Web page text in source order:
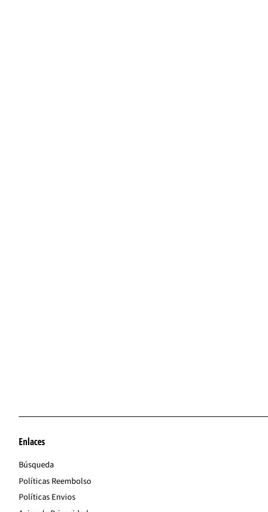
Enlaces
Búsqueda
Políticas Reembolso
Políticas Envios